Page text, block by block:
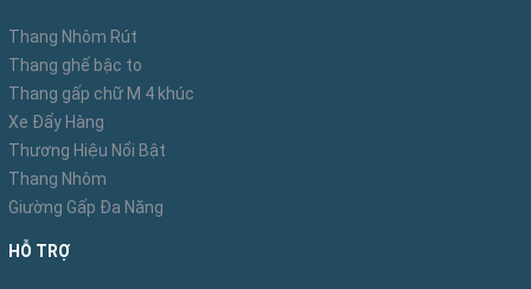
Thang Nhôm Rút
Thang ghế bậc to
Thang gấp chữ M 4 khúc
Xe Đẩy Hàng
Thương Hiệu Nổi Bật
Thang Nhôm
Giường Gấp Đa Năng
HỖ TRỢ